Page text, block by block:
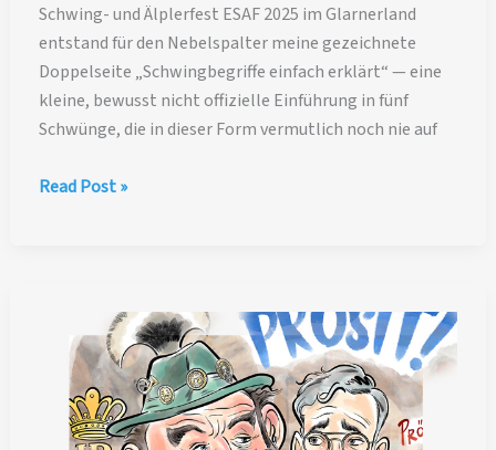
Schwing- und Älplerfest ESAF 2025 im Glarnerland
entstand für den Nebelspalter meine gezeichnete
Doppelseite „Schwingbegriffe einfach erklärt“ — eine
kleine, bewusst nicht offizielle Einführung in fünf
Schwünge, die in dieser Form vermutlich noch nie auf
Schwingen
Cartoons
ESAF
2025
Read Post »